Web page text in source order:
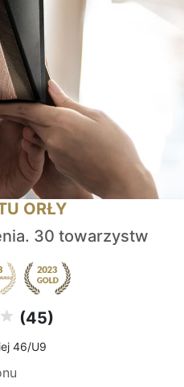
ORŁY
30 towarzystw
(45)
46/U9